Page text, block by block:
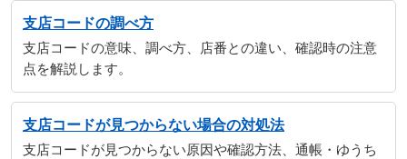
支店コードの調べ方
支店コードの意味、調べ方、店番との違い、確認時の注意
点を解説します。
支店コードが見つからない場合の対処法
支店コードが見つからない原因や確認方法、通帳・ゆうち